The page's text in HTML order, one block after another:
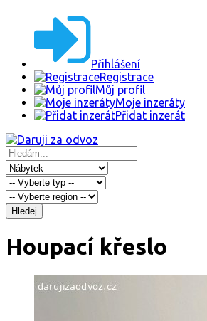
Přihlášení
Registrace
Můj profil
Moje inzeráty
Přidat inzerát
Hledej
Houpací křeslo